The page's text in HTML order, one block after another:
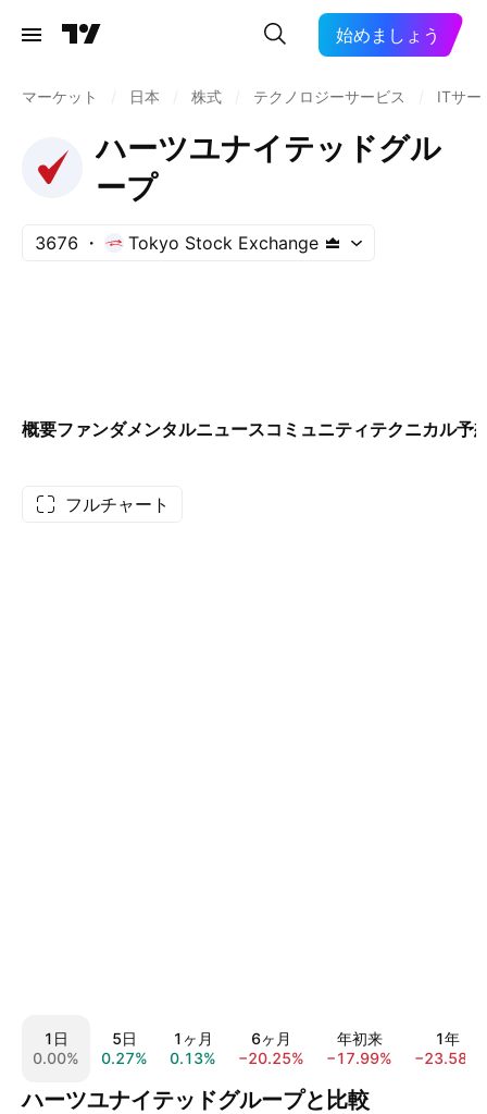
始めましょう
マーケット 日本 株式 テクノロジーサービス ITサー
ハーツユナイテッドグル
ープ
3676 Tokyo Stock Exchange
概要ファンダメンタルニュースコミュニティテクニカル予
フルチャート
1日
0.00%
5日
0.27%
1ヶ月
0.13%
6ヶ月
−20.25%
年初来
−17.99%
1年
−23.58%
ハーツユナイテッドグループと比較